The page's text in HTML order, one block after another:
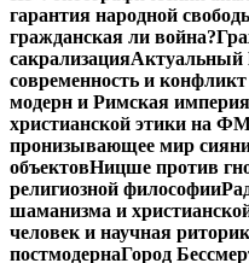
гарантия народной
гражданская ли война?
сакрализация
современность и
модерн и Римская империя
христианской этики на
пронизывающее мир
объектовНицше против
религиозной философии
шаманизма и
человек и научная
постмодернаГород